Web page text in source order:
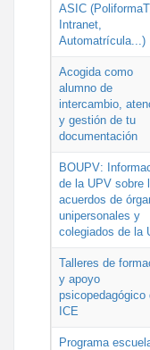
ASIC (PoliformaT,
Intranet,
Automatrícula...)
Acogida como
alumno de
intercambio,
y gestión de tu
documentación
BOUPV:
de la UPV sobre
acuerdos de
unipersonales y
colegiados de la
Talleres de
y apoyo
psicopedagógico
ICE
Programa